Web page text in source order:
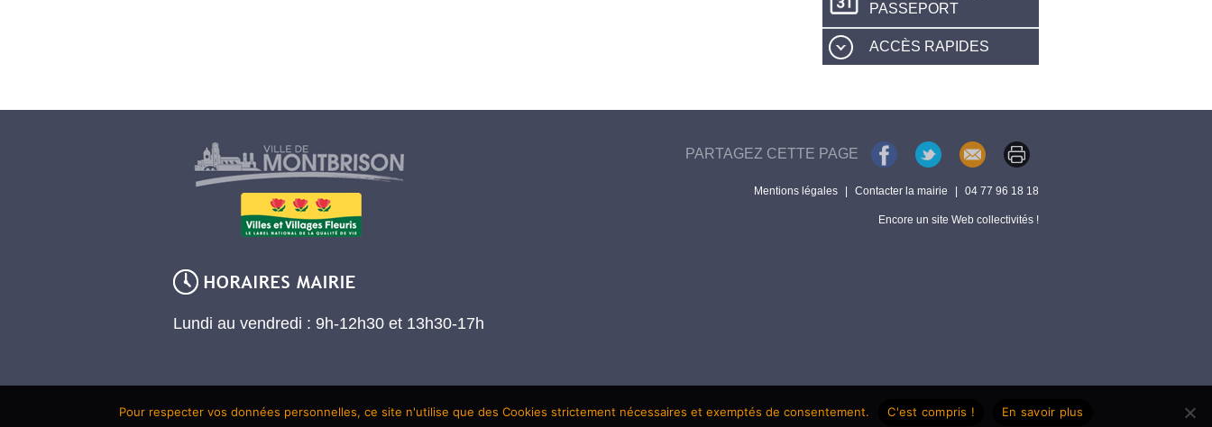
PASSEPORT
ACCÈS RAPIDES
Lundi au vendredi : 9h-12h30 et 13h30-17h
PARTAGEZ CETTE PAGE
Mentions légales Contacter la mairie 04 77 96 18 18
Encore un site Web collectivités !
Pour respecter vos données personnelles, ce site n'utilise que des Cookies strictement nécessaires et exemptés de consentement. C'est compris ! En savoir plus